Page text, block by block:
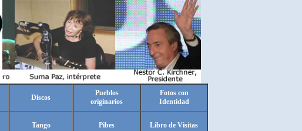
Discos
Pueblos
originarios
Fotos con
Identidad
Tango Pibes Libro de Visitas